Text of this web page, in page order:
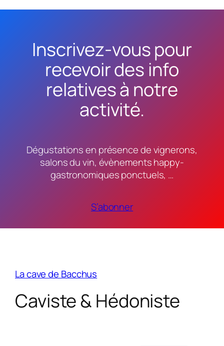
Inscrivez-vous pour
recevoir des info
relatives à notre
activité.
Dégustations en présence de vignerons,
salons du vin, évènements happy-
gastronomiques ponctuels, …
S’abonner
La cave de Bacchus
Caviste & Hédoniste